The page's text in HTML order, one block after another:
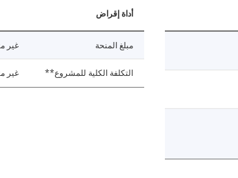
أداة إقراض
مبلغ المنحة غير
التكلفة الكلية للمشروع** غير